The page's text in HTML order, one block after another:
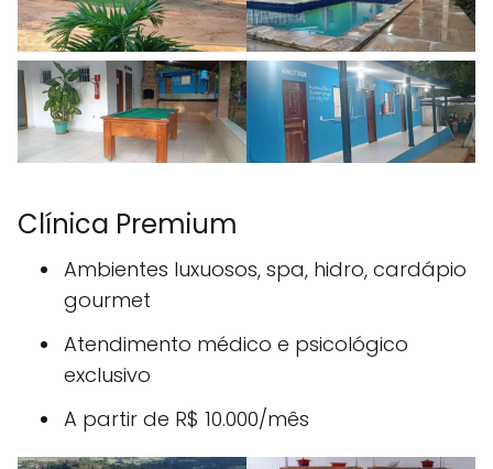
Clínica Premium
Ambientes luxuosos, spa, hidro, cardápio
gourmet
Atendimento médico e psicológico
exclusivo
A partir de R$ 10.000/mês